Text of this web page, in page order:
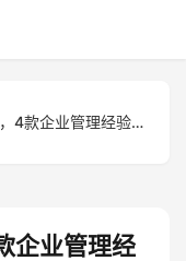
防泄密软件方法解析，4款企业管理经验分享，公司员工电脑核心数...
企业管理经